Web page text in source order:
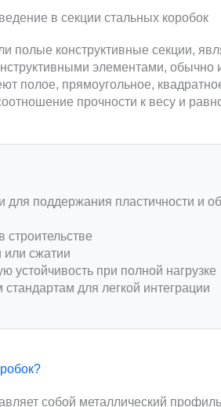
полые конструктивные секции,
элементами, обычно
полое, прямоугольное,
прочности к весу и
для поддержания пластичности и
или сжатии
устойчивость при полной нагрузке
для легкой интеграции
собой металлический